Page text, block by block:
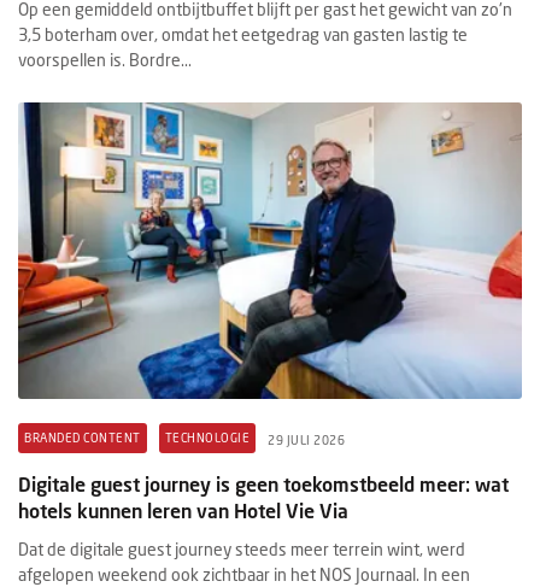
Op een gemiddeld ontbijtbuffet blijft per gast het gewicht van zo'n
3,5 boterham over, omdat het eetgedrag van gasten lastig te
voorspellen is. Bordre...
BRANDED CONTENT TECHNOLOGIE 29 JULI 2026
Digitale guest journey is geen toekomstbeeld meer: wat
hotels kunnen leren van Hotel Vie Via
Dat de digitale guest journey steeds meer terrein wint, werd
afgelopen weekend ook zichtbaar in het NOS Journaal. In een